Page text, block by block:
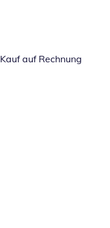
Kauf auf Rechnung